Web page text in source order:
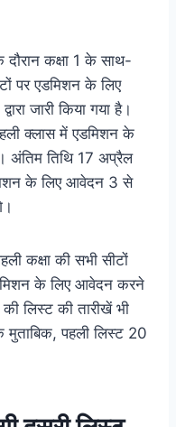
दौरान कक्षा 1 के साथ-
पर एडमिशन के लिए
जारी किया गया है।
क्लास में एडमिशन के
अंतिम तिथि 17 अप्रैल
के लिए आवेदन 3 से
कक्षा की सभी सीटों
के लिए आवेदन करने
लिस्ट की तारीखें भी
मुताबिक, पहली लिस्ट 20